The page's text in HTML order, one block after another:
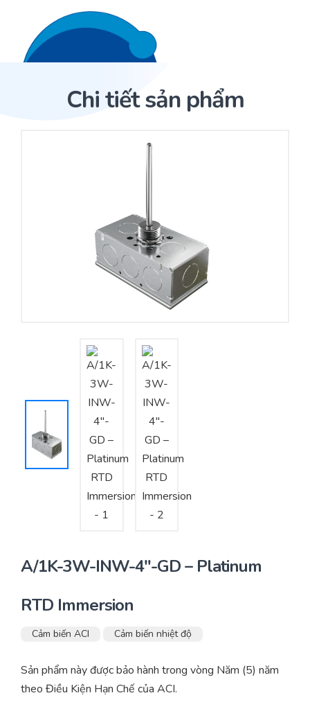
Trang Chủ
Nhà phân phối cảm biến
Nhà sản xuất thiết bị điều khiển
Cung cấp giải pháp quản lý cho toà nhà (BMS)
Tư vấn – Thiết kế – Cung cấp thiết bị HVAC
Tư vấn thiết kế, thi công tủ điều khiển
Thi công – Lắp đặt hệ thống HVAC
Chi tiết sản phẩm
A/1K-3W-INW-4″-GD – Platinum
RTD Immersion
Cảm biến ACI Cảm biến nhiệt độ
Sản phẩm này được bảo hành trong vòng Năm (5) năm
theo Điều Kiện Hạn Chế của ACI.